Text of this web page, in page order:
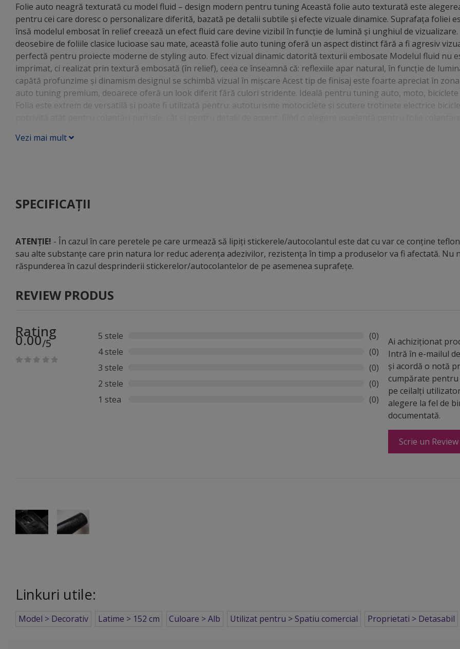
Folie auto neagră texturată cu model fluid – design modern pentru tuning Această folie auto texturată este
pentru cei care doresc o personalizare diferită, bazată pe detalii subtile și efecte vizuale dinamice. Suprafața foliei
însă modelul embosat în relief creează un efect fluid care devine vizibil în funcție de lumină și unghiul de vizualizare.
deosebire de foliile clasice lucioase sau mate, această folie auto tuning oferă un aspect distinct fără a fi agresiv
perfectă pentru proiecte moderne de styling auto. Efect vizual dinamic datorită texturii embosate Modelul fluid nu
imprimat, ci realizat prin textură embosată (în relief), ceea ce înseamnă că: reflexiile apar natural, în funcție de
capătă profunzime și dinamism designul se schimbă vizual în mișcare Acest tip de finisaj este foarte apreciat în
auto tuning premium, deoarece oferă un look diferit fără culori stridente. Ideală pentru tuning auto, moto,
Folia este extrem de versatilă și poate fi utilizată pentru: autoturisme motociclete și scutere trotinete electrice
exterior, cât și ca folie pentru interior auto, în funcție de proiect: Exterior: capotă plafon oglinzi elemente caroserie
aspect premium și modern potrivită pentru exterior și interior ideală pentru tuning auto și personalizare soluție
încălzită ușor pentru o adaptare perfectă Idei de utilizare pentru proiecte tuning personalizare capotă sau plafon
elemente decorative auto upgrade interior auto styling moto sau scuter personalizare biciclete colantare trotinete
Vezi mai mult
SPECIFICAȚII
ATENȚIE! - În cazul în care peretele pe care urmează să lipiți stickerele/autocolantul este dat cu var ce conține
sau alte substanțe care prin natura lor reduc aderența adezivilor, rezistența în timp a produselor va fi afectată. Nu
răspunderea în cazul desprinderii stickerelor/autocolantelor de pe asemenea suprafețe.
REVIEW PRODUS
Rating
0.00/5
5 stele
(0)
4 stele
(0)
3 stele
(0)
2 stele
(0)
1 stea
(0)
Ai achiziționat
Intră în e-mailul
și acordă o notă
cumpărate
pe ceilalți
alegere la fel de
documentată.
Scrie un Review
Linkuri utile:
Model > Decorativ Latime > 152 cm Culoare > Alb Utilizat pentru > Spatiu comercial Proprietati > Detasabil